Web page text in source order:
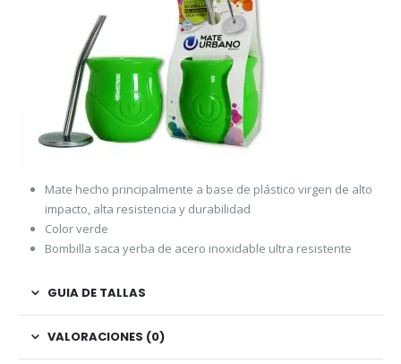
Mate hecho principalmente a base de plástico virgen de alto
impacto, alta resistencia y durabilidad
Color verde
Bombilla saca yerba de acero inoxidable ultra resistente
GUIA DE TALLAS
VALORACIONES (0)